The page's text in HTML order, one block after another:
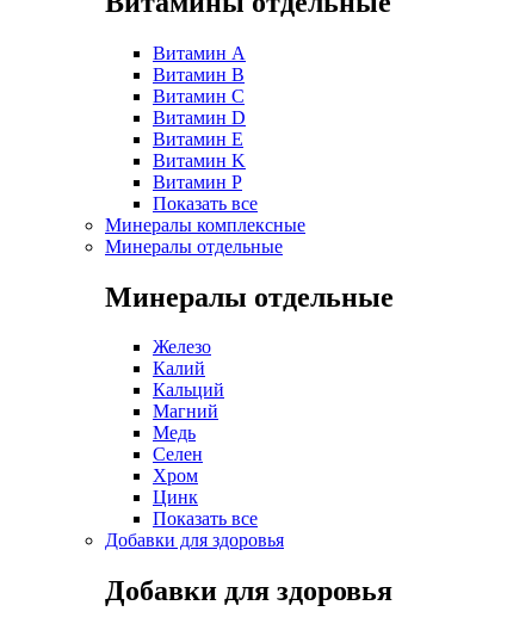
Витамин A
Витамин B
Витамин C
Витамин D
Витамин E
Витамин K
Витамин P
Показать все
Минералы комплексные
Минералы отдельные
Минералы отдельные
Железо
Калий
Кальций
Магний
Медь
Селен
Хром
Цинк
Показать все
Добавки для здоровья
Добавки для здоровья